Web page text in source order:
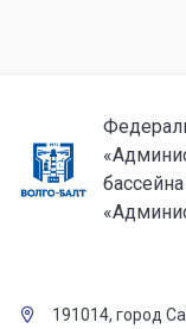
191014, город